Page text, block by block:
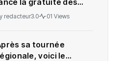
en Ituri
redacteur3.0 01 Views
sa tournée
voici le